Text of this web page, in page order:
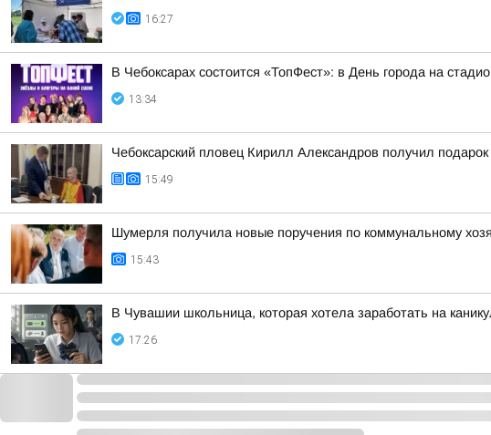
16:27
В Чебоксарах состоится «ТопФест»: в День города на
13:34
Чебоксарский пловец Кирилл Александров получил
15:49
Шумерля получила новые поручения по коммунальному
15:43
В Чувашии школьница, которая хотела заработать на
17:26